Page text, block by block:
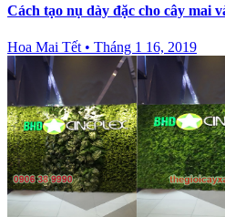
Cách tạo nụ dày đặc cho cây mai
Hoa Mai Tết • Tháng 1 16, 2019